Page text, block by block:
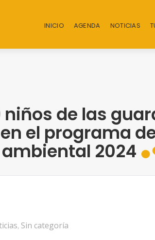
INICIO AGENDA NOTICIAS
niños de las
el programa
2024
, Sin categoría